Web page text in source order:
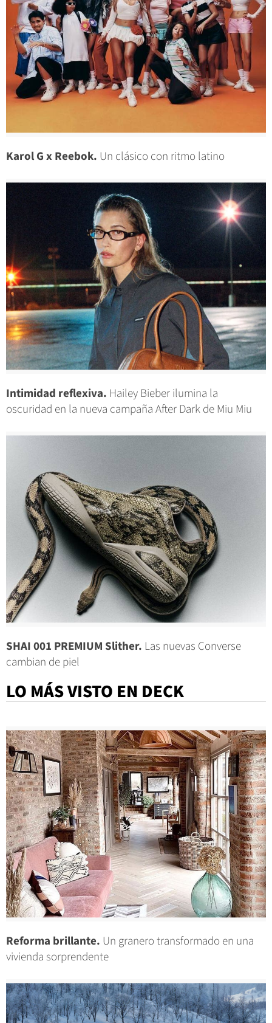
Karol G x Reebok. Un clásico con ritmo latino
Intimidad reflexiva. Hailey Bieber ilumina la
oscuridad en la nueva campaña After Dark de Miu Miu
SHAI 001 PREMIUM Slither. Las nuevas Converse
cambian de piel
LO MÁS VISTO EN DECK
Reforma brillante. Un granero transformado en una
vivienda sorprendente